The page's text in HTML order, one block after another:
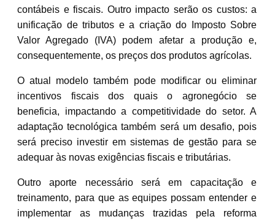
contábeis e fiscais. Outro impacto serão os custos: a
unificação de tributos e a criação do Imposto Sobre
Valor Agregado (IVA) podem afetar a produção e,
consequentemente, os preços dos produtos agrícolas.
O atual modelo também pode modificar ou eliminar
incentivos fiscais dos quais o agronegócio se
beneficia, impactando a competitividade do setor. A
adaptação tecnológica também será um desafio, pois
será preciso investir em sistemas de gestão para se
adequar às novas exigências fiscais e tributárias.
Outro aporte necessário será em capacitação e
treinamento, para que as equipes possam entender e
implementar as mudanças trazidas pela reforma